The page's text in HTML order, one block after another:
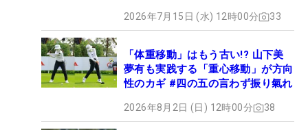
2026年7月15日 (水) 12時00分 33
「体重移動」はもう古い!? 山下美
夢有も実践する「重心移動」が方向
性のカギ #四の五の言わず振り氣れ
2026年8月2日 (日) 12時00分 38